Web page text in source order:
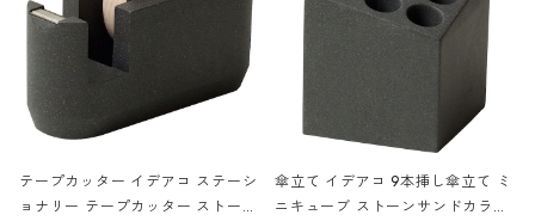
テープカッター イデアコ ステーシ
ョナリー テープカッター ストーン
傘立て イデアコ 9本挿し傘立て ミ
ニキューブ ストーンサンドカラー